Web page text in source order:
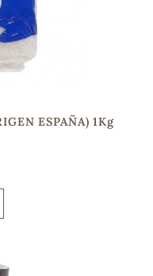
ESPAÑA) 1Kg